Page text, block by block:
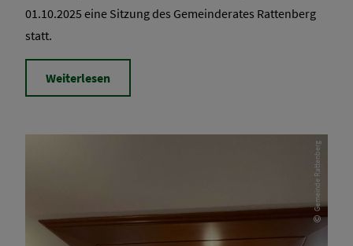
01.10.2025 eine Sitzung des Gemeinderates Rattenberg
statt.
Weiterlesen
Gemeinde Rattenberg